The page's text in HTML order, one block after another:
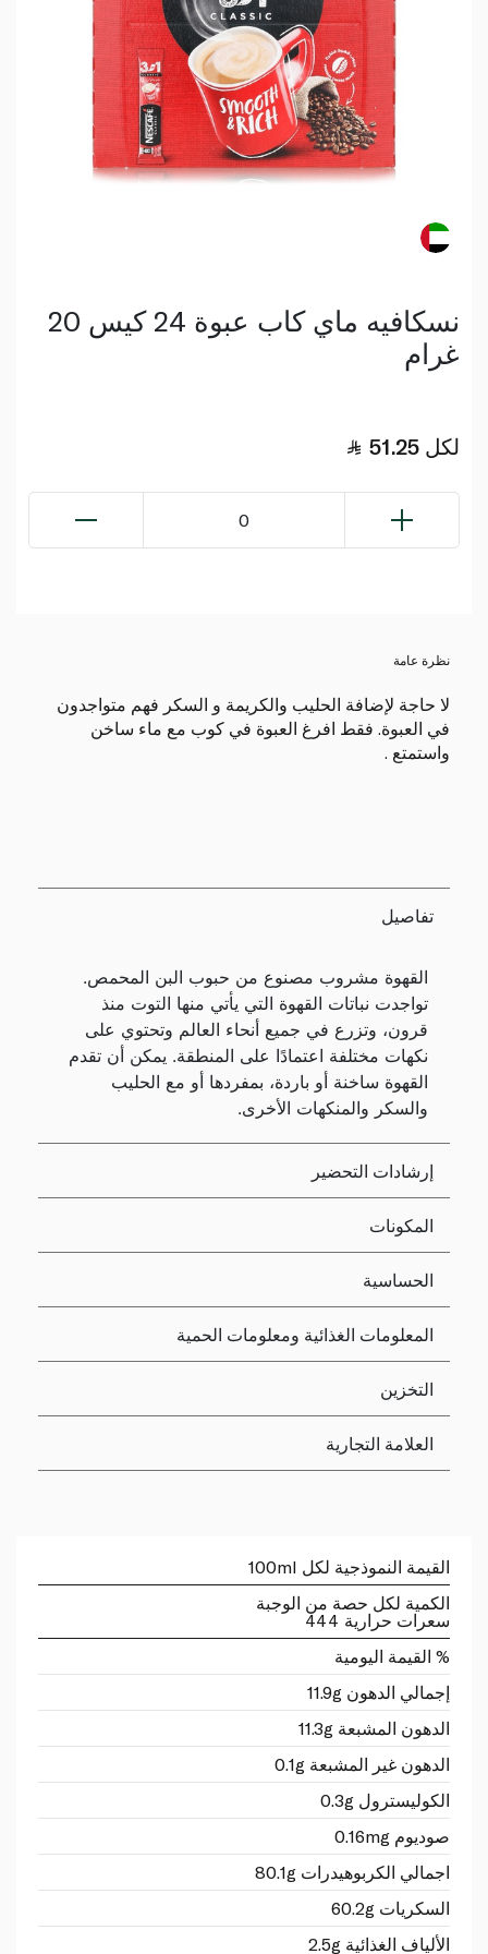
نسكافيه ماي كاب عبوة 24 كيس 20
غرام
51.25 لكل
0
نظرة عامة
لا حاجة لإضافة الحليب والكريمة و السكر فهم متواجدون
في العبوة. فقط افرغ العبوة في كوب مع ماء ساخن
واستمتع .
تفاصيل
القهوة مشروب مصنوع من حبوب البن المحمص.
تواجدت نباتات القهوة التي يأتي منها التوت منذ
قرون، وتزرع في جميع أنحاء العالم وتحتوي على
نكهات مختلفة اعتمادًا على المنطقة. يمكن أن تقدم
القهوة ساخنة أو باردة، بمفردها أو مع الحليب
والسكر والمنكهات الأخرى.
إرشادات التحضير
المكونات
الحساسية
المعلومات الغذائية ومعلومات الحمية
التخزين
العلامة التجارية
القيمة النموذجية لكل 100ml
الكمية لكل حصة من الوجبة
سعرات حرارية 444
% القيمة اليومية
إجمالي الدهون 11.9g
الدهون المشبعة 11.3g
الدهون غير المشبعة 0.1g
الكوليسترول 0.3g
صوديوم 0.16mg
اجمالي الكربوهيدرات 80.1g
السكريات 60.2g
الألياف الغذائية 2.5g